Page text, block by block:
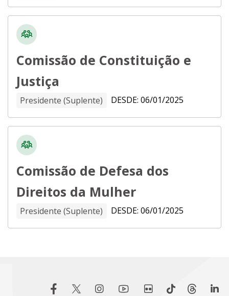
Comissão de Constituição e
Justiça
Presidente (Suplente) DESDE: 06/01/2025
Comissão de Defesa dos
Direitos da Mulher
Presidente (Suplente) DESDE: 06/01/2025